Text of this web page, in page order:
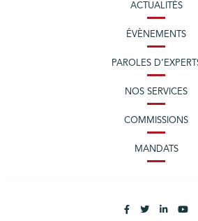
ACTUALITÉS
ÉVÈNEMENTS
PAROLES
NOS SERVICES
COMMISSIONS
MANDATS